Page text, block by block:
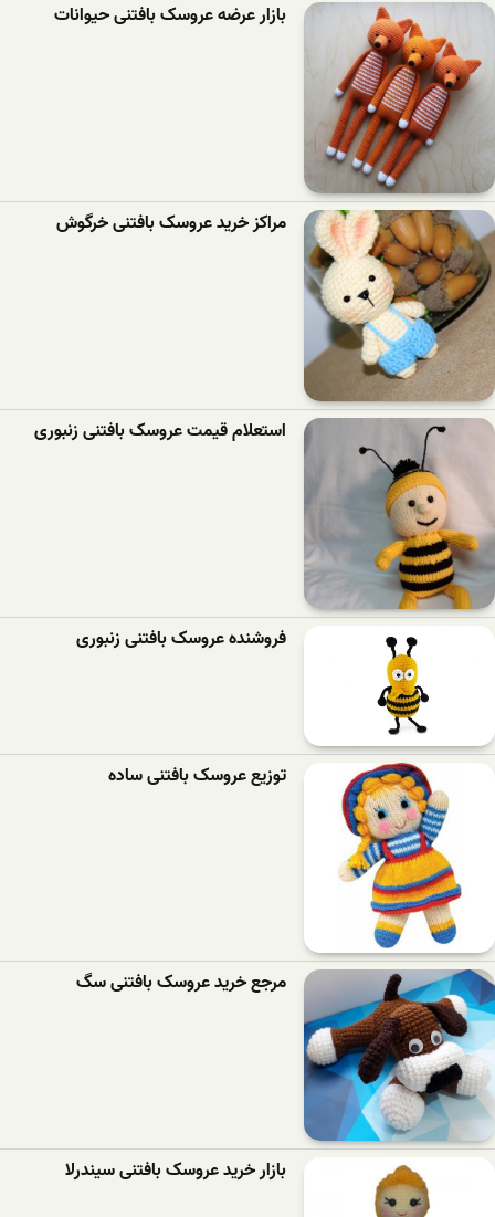
بازار عرضه عروسک بافتنی حیوانات
مراکز خرید عروسک بافتنی خرگوش
استعلام قیمت عروسک بافتنی زنبوری
فروشنده عروسک بافتنی زنبوری
توزیع عروسک بافتنی ساده
مرجع خرید عروسک بافتنی سگ
بازار خرید عروسک بافتنی سیندرلا